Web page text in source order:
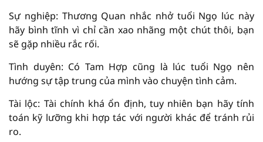
Sự nghiệp: Thương Quan nhắc nhở tuổi Ngọ lúc này
hãy bình tĩnh vì chỉ cần xao nhãng một chút thôi, bạn
sẽ gặp nhiều rắc rối.
Tình duyên: Có Tam Hợp cũng là lúc tuổi Ngọ nên
hướng sự tập trung của mình vào chuyện tình cảm.
Tài lộc: Tài chính khá ổn định, tuy nhiên bạn hãy tính
toán kỹ lưỡng khi hợp tác với người khác để tránh rủi
ro.